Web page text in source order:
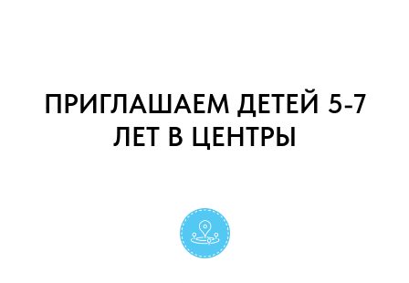
ПРИГЛАШАЕМ ДЕТЕЙ 5-7
ЛЕТ В ЦЕНТРЫ